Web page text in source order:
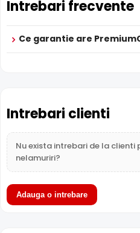
subcategorie
Retea
Garantie 24 luni
Intrebari frecvente
Ce garantie are
Intrebari clienti
Nu exista intrebari de la clienti
nelamuriri?
Adauga o intrebare